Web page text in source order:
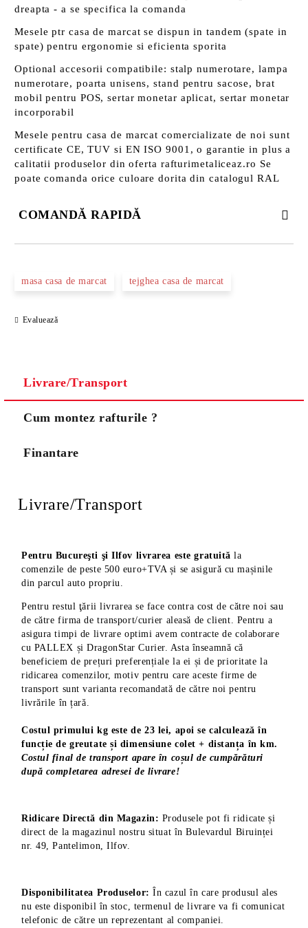
dreapta - a se specifica la comanda
Mesele ptr casa de marcat se dispun in tandem (spate in
spate) pentru ergonomie si eficienta sporita
Optional accesorii compatibile: stalp numerotare, lampa
numerotare, poarta unisens, stand pentru sacose, brat
mobil pentru POS, sertar monetar aplicat, sertar monetar
incorporabil
Mesele pentru casa de marcat comercializate de noi sunt
certificate CE, TUV si EN ISO 9001, o garantie in plus a
calitatii produselor din oferta rafturimetaliceaz.ro Se
poate comanda orice culoare dorita din catalogul RAL
COMANDĂ RAPIDĂ
masa casa de marcat tejghea casa de marcat
Evaluează
Livrare/Transport
Cum montez rafturile ?
Finantare
Livrare/Transport
Pentru Bucureşti şi Ilfov livrarea este gratuită la
comenzile de peste 500 euro+TVA și se asigură cu mașinile
din parcul auto propriu.
Pentru restul ţării livrarea se face contra cost de către noi sau
de către firma de transport/curier aleasă de client. Pentru a
asigura timpi de livrare optimi avem contracte de colaborare
cu PALLEX și DragonStar Curier. Asta înseamnă că
beneficiem de prețuri preferențiale la ei și de prioritate la
ridicarea comenzilor, motiv pentru care aceste firme de
transport sunt varianta recomandată de către noi pentru
livrările în țară.
Costul primului kg este de 23 lei, apoi se calculează în
funcție de greutate și dimensiune colet + distanța în km.
Costul final de transport apare în coșul de cumpărături
după completarea adresei de livrare!
Ridicare Directă din Magazin: Produsele pot fi ridicate și
direct de la magazinul nostru situat în Bulevardul Biruinței
nr. 49, Pantelimon, Ilfov.
Disponibilitatea Produselor: În cazul în care produsul ales
nu este disponibil în stoc, termenul de livrare va fi comunicat
telefonic de către un reprezentant al companiei.